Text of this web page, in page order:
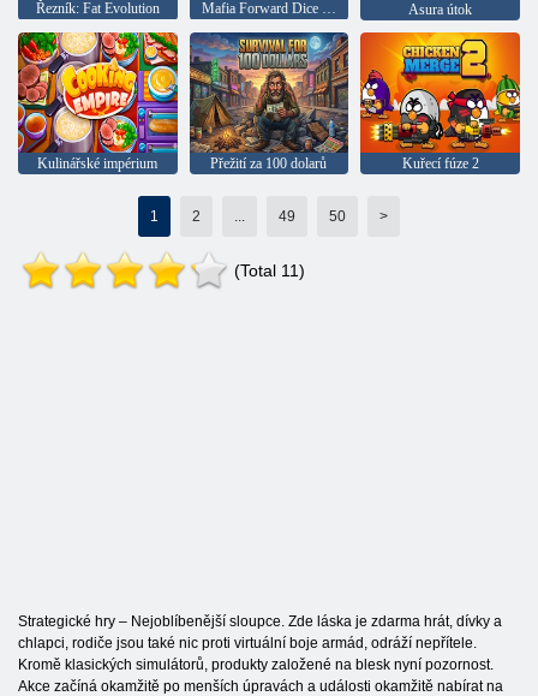
Řezník: Fat Evolution Asura útok
Kulinářské impérium Přežití za 100 dolarů Kuřecí fúze 2
1 2 49 50 >
(Total 11)
Strategické hry – Nejoblíbenější sloupce. Zde láska je zdarma hrát, dívky a
chlapci, rodiče jsou také nic proti virtuální boje armád, odráží nepřítele.
Kromě klasických simulátorů, produkty založené na blesk nyní pozornost.
Akce začíná okamžitě po menších úpravách a události okamžitě nabírat na